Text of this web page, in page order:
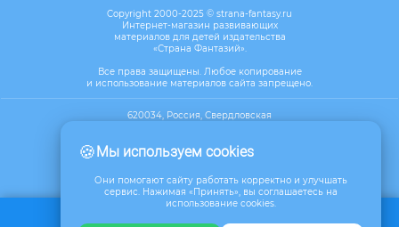
Copyright 2000-2025 © strana-fantasy.ru
Интернет-магазин развивающих
материалов для детей издательства
«Страна Фантазий».
Все права защищены. Любое копирование
и использование материалов сайта запрещено.
620034, Россия, Свердловская
Посмотреть на карте
🍪Мы используем cookies
Они помогают сайту работать корректно и улучшать
сервис. Нажимая «Принять», вы соглашаетесь на
использование cookies.